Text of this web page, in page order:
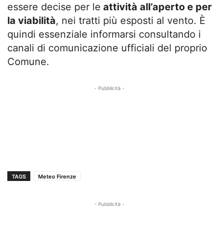
essere decise per le attività all’aperto e per
la viabilità, nei tratti più esposti al vento. È
quindi essenziale informarsi consultando i
canali di comunicazione ufficiali del proprio
Comune.
- Pubblicità -
TAGS Meteo Firenze
- Pubblicità -